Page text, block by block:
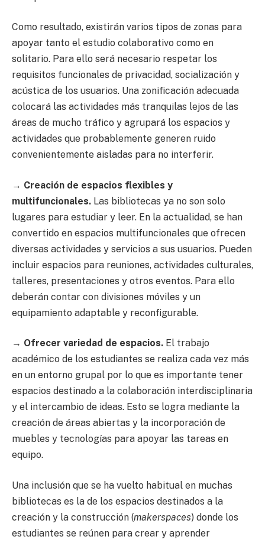
Como resultado, existirán varios tipos de zonas para
apoyar tanto el estudio colaborativo como en
solitario. Para ello será necesario respetar los
requisitos funcionales de privacidad, socialización y
acústica de los usuarios. Una zonificación adecuada
colocará las actividades más tranquilas lejos de las
áreas de mucho tráfico y agrupará los espacios y
actividades que probablemente generen ruido
convenientemente aisladas para no interferir.
→ Creación de espacios flexibles y
multifuncionales. Las bibliotecas ya no son solo
lugares para estudiar y leer. En la actualidad, se han
convertido en espacios multifuncionales que ofrecen
diversas actividades y servicios a sus usuarios. Pueden
incluir espacios para reuniones, actividades culturales,
talleres, presentaciones y otros eventos. Para ello
deberán contar con divisiones móviles y un
equipamiento adaptable y reconfigurable.
→ Ofrecer variedad de espacios. El trabajo
académico de los estudiantes se realiza cada vez más
en un entorno grupal por lo que es importante tener
espacios destinado a la colaboración interdisciplinaria
y el intercambio de ideas. Esto se logra mediante la
creación de áreas abiertas y la incorporación de
muebles y tecnologías para apoyar las tareas en
equipo.
Una inclusión que se ha vuelto habitual en muchas
bibliotecas es la de los espacios destinados a la
creación y la construcción (makerspaces) donde los
estudiantes se reúnen para crear y aprender